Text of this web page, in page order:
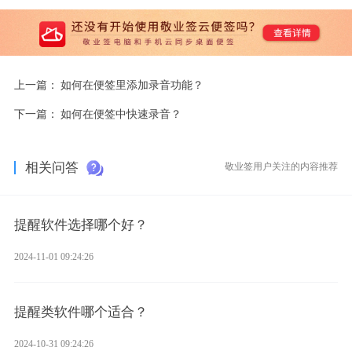
上一篇： 如何在便签里添加录音功能？
下一篇： 如何在便签中快速录音？
相关问答 敬业签用户关注的内容推荐
提醒软件选择哪个好？
2024-11-01 09:24:26
提醒类软件哪个适合？
2024-10-31 09:24:26